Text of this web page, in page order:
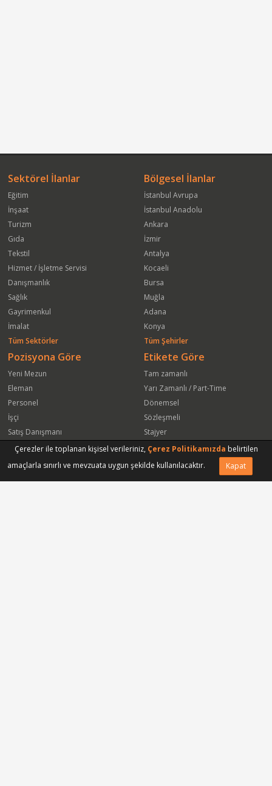
Başvuru Yap
Arkadaşına Gönder
Sektörel İlanlar
Eğitim
İnşaat
Turizm
Gıda
Tekstil
Hizmet / İşletme Servisi
Danışmanlık
Sağlık
Gayrimenkul
İmalat
Tüm Sektörler
Bölgesel İlanlar
İstanbul Avrupa
İstanbul Anadolu
Ankara
İzmir
Antalya
Kocaeli
Bursa
Muğla
Adana
Konya
Tüm Şehirler
Pozisyona Göre
Yeni Mezun
Eleman
Personel
İşçi
Satış Danışmanı
Öğrenci
Satış Elemanı
Etikete Göre
Tam zamanlı
Yarı Zamanlı / Part-Time
Dönemsel
Sözleşmeli
Stajyer
Freelance
Yeni Mezun
Çerezler ile toplanan kişisel verileriniz, Çerez Politikamızda belirtilen
amaçlarla sınırlı ve mevzuata uygun şekilde kullanılacaktır.
Kapat